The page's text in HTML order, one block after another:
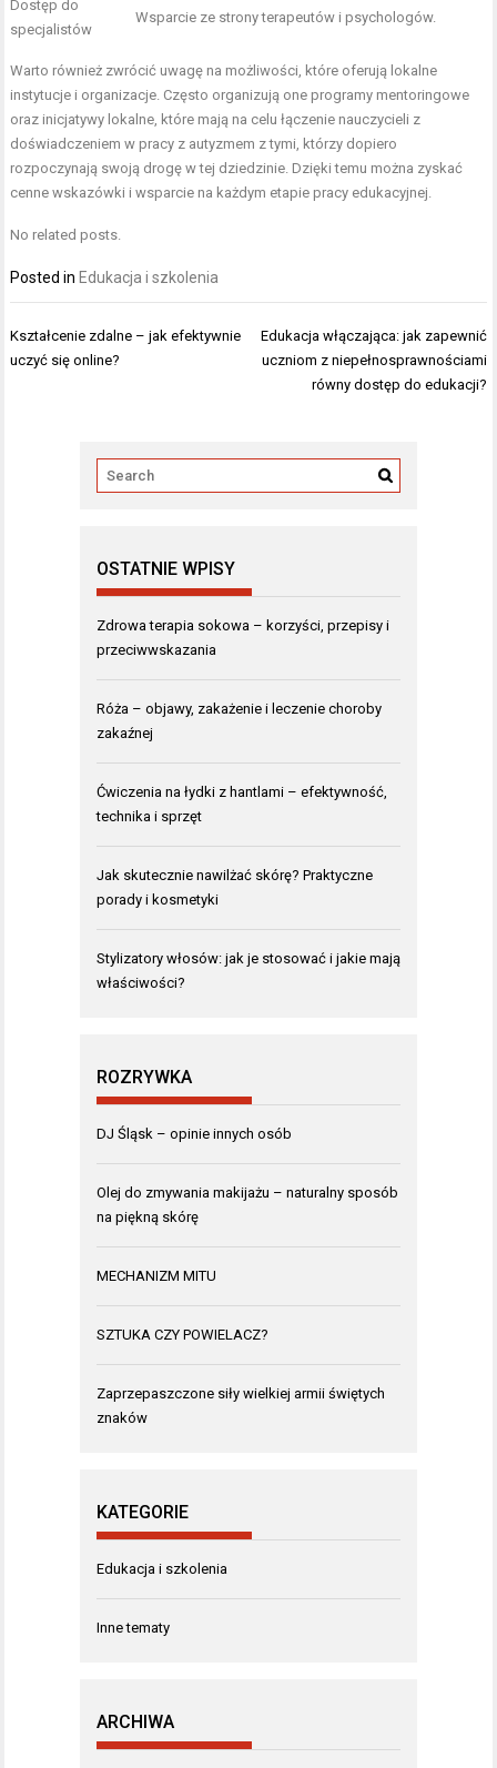
Dostęp do
specjalistów
Wsparcie ze strony terapeutów i psychologów.
Warto również zwrócić uwagę na możliwości, które oferują lokalne
instytucje i organizacje. Często organizują one programy mentoringowe
oraz inicjatywy lokalne, które mają na celu łączenie nauczycieli z
doświadczeniem w pracy z autyzmem z tymi, którzy dopiero
rozpoczynają swoją drogę w tej dziedzinie. Dzięki temu można zyskać
cenne wskazówki i wsparcie na każdym etapie pracy edukacyjnej.
No related posts.
Posted in Edukacja i szkolenia
Nawigacja
wpisu
Kształcenie zdalne – jak efektywnie
uczyć się online?
Edukacja włączająca: jak zapewnić
uczniom z niepełnosprawnościami
równy dostęp do edukacji?
OSTATNIE WPISY
Zdrowa terapia sokowa – korzyści, przepisy i
przeciwwskazania
Róża – objawy, zakażenie i leczenie choroby
zakaźnej
Ćwiczenia na łydki z hantlami – efektywność,
technika i sprzęt
Jak skutecznie nawilżać skórę? Praktyczne
porady i kosmetyki
Stylizatory włosów: jak je stosować i jakie mają
właściwości?
ROZRYWKA
DJ Śląsk – opinie innych osób
Olej do zmywania makijażu – naturalny sposób
na piękną skórę
MECHANIZM MITU
SZTUKA CZY POWIELACZ?
Zaprzepaszczone siły wielkiej armii świętych
znaków
KATEGORIE
Edukacja i szkolenia
Inne tematy
ARCHIWA